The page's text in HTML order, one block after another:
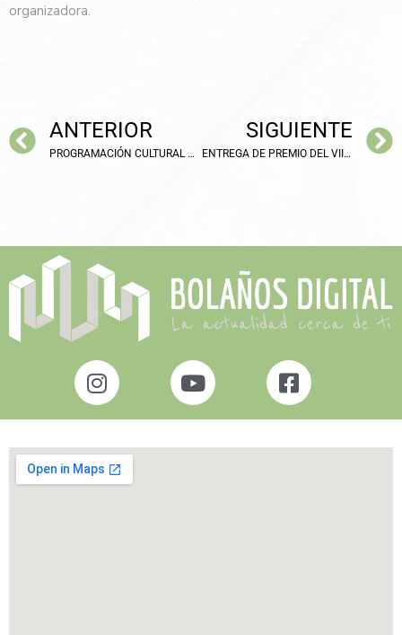
organizadora.
ANTERIOR
PROGRAMACIÓN CULTURAL DE INVIERNO Y PRIMAVERA EN BOLAÑOS
SIGUIENTE
ENTREGA DE PREMIO DEL VII CONCURSO DE ESCAPARATES NAVIDEÑOS